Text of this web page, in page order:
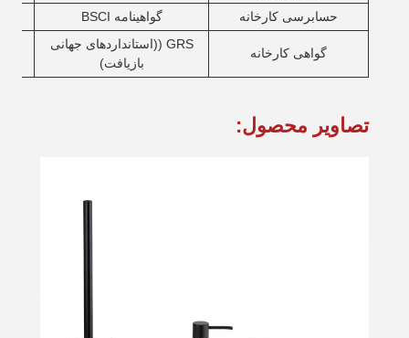
حسابرسی کارخانه
گواهینامه BSCI
گواهی کارخانه
GRS ((استانداردهای جهانی
بازیافت)
تصاویر محصول: